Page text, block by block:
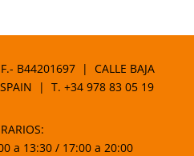
B44201697 | CALLE BAJA
SPAIN | T.+34 978 83 05 19
a 13:30 / 17:00 a 20:00